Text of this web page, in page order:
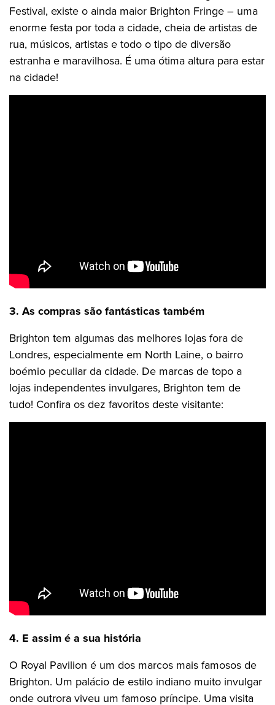
Festival, existe o ainda maior Brighton Fringe – uma
enorme festa por toda a cidade, cheia de artistas de
rua, músicos, artistas e todo o tipo de diversão
estranha e maravilhosa. É uma ótima altura para estar
na cidade!
3. As compras são fantásticas também
Brighton tem algumas das melhores lojas fora de
Londres, especialmente em North Laine, o bairro
boémio peculiar da cidade. De marcas de topo a
lojas independentes invulgares, Brighton tem de
tudo! Confira os dez favoritos deste visitante:
4. E assim é a sua história
O Royal Pavilion é um dos marcos mais famosos de
Brighton. Um palácio de estilo indiano muito invulgar
onde outrora viveu um famoso príncipe. Uma visita